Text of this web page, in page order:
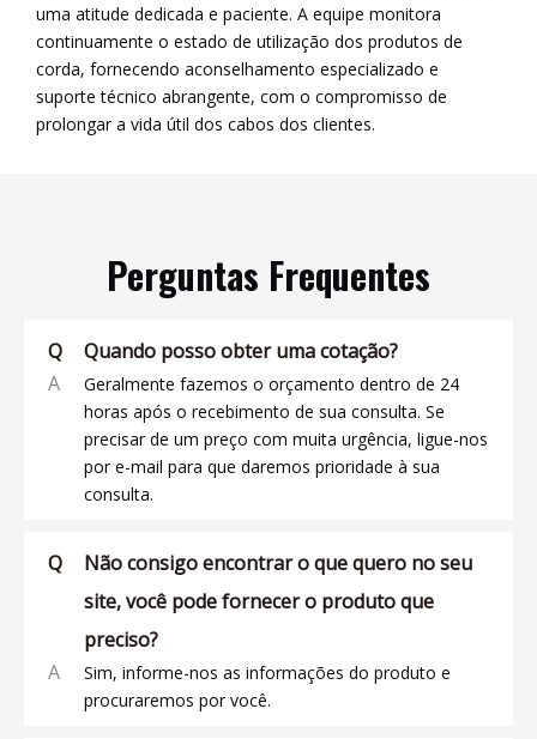
uma atitude dedicada e paciente. A equipe monitora
continuamente o estado de utilização dos produtos de
corda, fornecendo aconselhamento especializado e
suporte técnico abrangente, com o compromisso de
prolongar a vida útil dos cabos dos clientes.
Perguntas Frequentes
Q
Quando posso obter uma cotação?
A
Geralmente fazemos o orçamento dentro de 24
horas após o recebimento de sua consulta. Se
precisar de um preço com muita urgência, ligue-nos
por e-mail para que daremos prioridade à sua
consulta.
Q
Não consigo encontrar o que quero no seu
site, você pode fornecer o produto que
preciso?
A
Sim, informe-nos as informações do produto e
procuraremos por você.